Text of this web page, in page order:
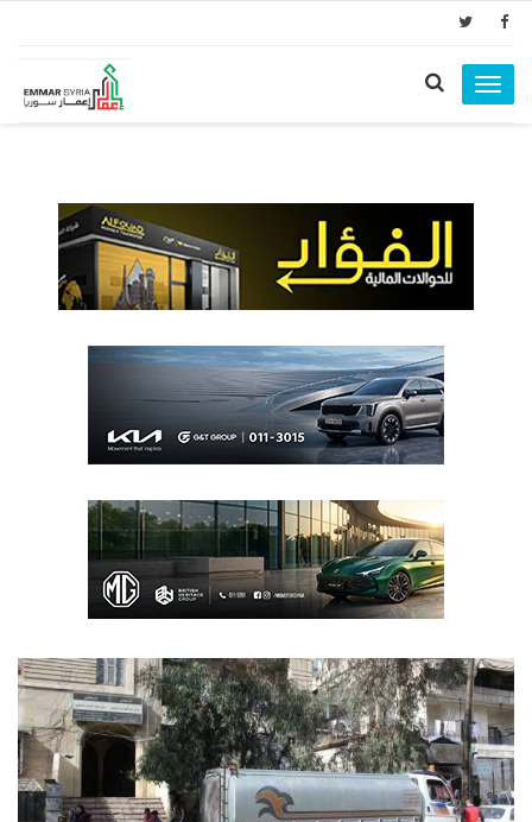
Toggle
navigation